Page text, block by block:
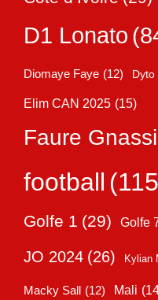
D1 Lonato
Diomaye Faye (12) Dyto
Elim CAN 2025 (15)
Faure
football
Golfe 1 (29) Golfe
JO 2024 (26) Kylian
Macky Sall (12) Mali